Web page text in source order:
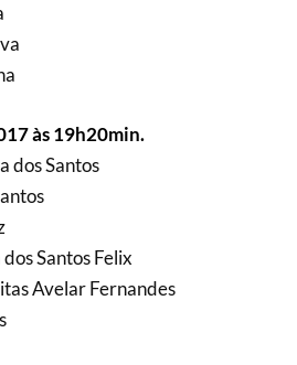
às 19h20min.
dos Santos
Santos Felix
Avelar Fernandes